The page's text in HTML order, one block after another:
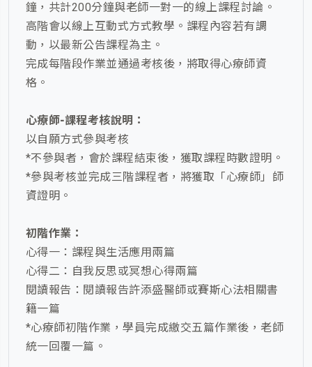
鐘，共計200分鐘與老師一對一的線上課程討論。
高階會以線上互動式方式教學。課程內容若有調
動，以最新公告課程為主。
完成每階段作業並通過考核後，將取得心療師資
格。
心療師-課程考核說明：
以自願方式參與考核
*不參與者，會於課程結束後，獲取課程時數證明。
*參與考核並完成三階課程者，將獲取「心療師」師
資證明。
初階作業：
心得一：課程與生活應用兩篇
心得二：自我反思或冥想心得兩篇
閱讀報告：閱讀報告許添盛醫師或賽斯心法相關書
籍一篇
*心療師初階作業，學員完成繳交五篇作業後，老師
統一回覆一篇。